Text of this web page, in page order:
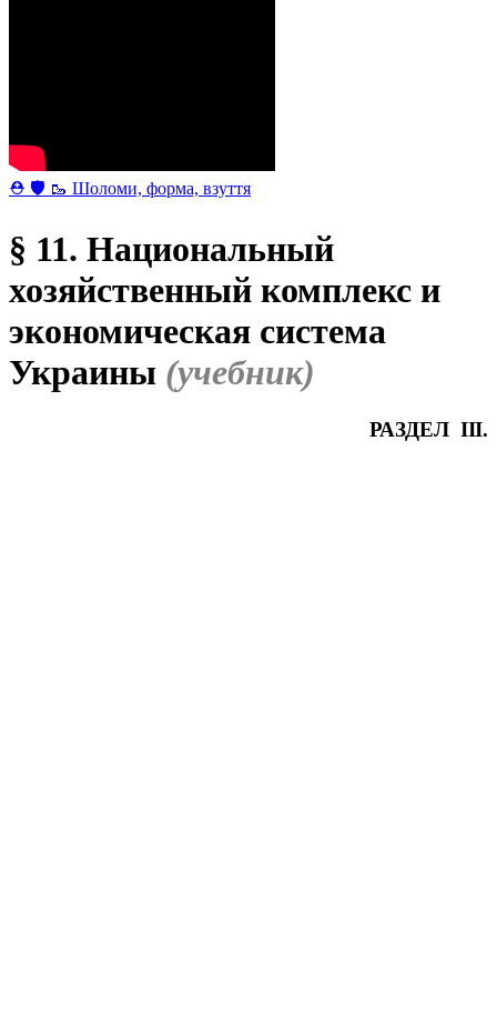
⛑ 🛡 🥾 Шоломи, форма, взуття
§ 11. Национальный
хозяйственный комплекс и
экономическая система
Украины (учебник)
РАЗДЕЛ III.